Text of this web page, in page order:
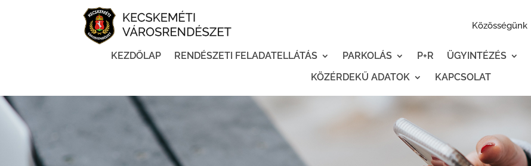
Közösségünk
KEZDŐLAP RENDÉSZETI FELADATELLÁTÁS PARKOLÁS P+R ÜGYINTÉZÉS
KÖZÉRDEKŰ ADATOK
KAPCSOLAT